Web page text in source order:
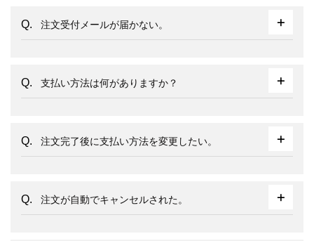
注文受付メールが届かない。
支払い方法は何がありますか？
注文完了後に支払い方法を変更したい。
注文が自動でキャンセルされた。